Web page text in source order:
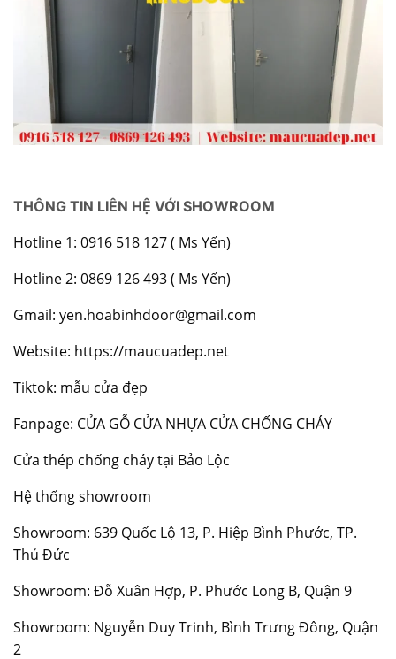
THÔNG TIN LIÊN HỆ VỚI SHOWROOM
Hotline 1: 0916 518 127 ( Ms Yến)
Hotline 2: 0869 126 493 ( Ms Yến)
Gmail: yen.hoabinhdoor@gmail.com
Website: https://maucuadep.net
Tiktok: mẫu cửa đẹp
Fanpage: CỬA GỖ CỬA NHỰA CỬA CHỐNG CHÁY
Cửa thép chống cháy tại Bảo Lộc
Hệ thống showroom
Showroom: 639 Quốc Lộ 13, P. Hiệp Bình Phước, TP.
Thủ Đức
Showroom: Đỗ Xuân Hợp, P. Phước Long B, Quận 9
Showroom: Nguyễn Duy Trinh, Bình Trưng Đông, Quận
2